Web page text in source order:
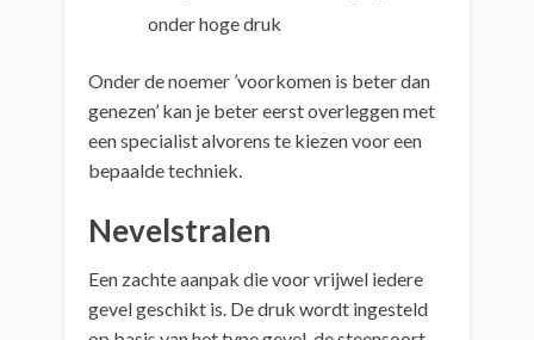
onder hoge druk
Onder de noemer ’voorkomen is beter dan
genezen’ kan je beter eerst overleggen met
een specialist alvorens te kiezen voor een
bepaalde techniek.
Nevelstralen
Een zachte aanpak die voor vrijwel iedere
gevel geschikt is. De druk wordt ingesteld